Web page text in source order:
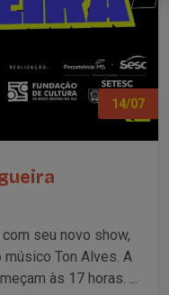
14/07
seu novo show,
Ton Alves. A
às 17 horas. ...